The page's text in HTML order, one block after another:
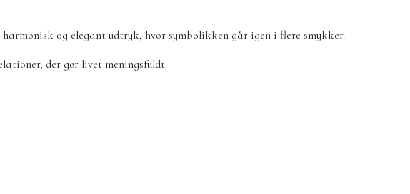
og elegant udtryk, hvor symbolikken går igen i flere smykker.
der gør livet meningsfuldt.